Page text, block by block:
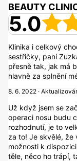
BEAUTY
5.0
Klinika i celkový
sestřičky, paní
přesně tak, jak má
hlavně za splnění
8. 6. 2022 ·
Už když jsem se
operaci nosu budu
rozhodnutí, je to
za to! Je skvělé, že
možnosti k
těle, něco ho trápí,